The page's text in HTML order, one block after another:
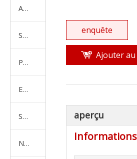
Amortisseur Série
Système de direction
Produits en caoutchouc
Embrayage Série
Série de bras de réglage
Nouvelles pièces de camion d'énergie
enquête
Ajouter
aperçu